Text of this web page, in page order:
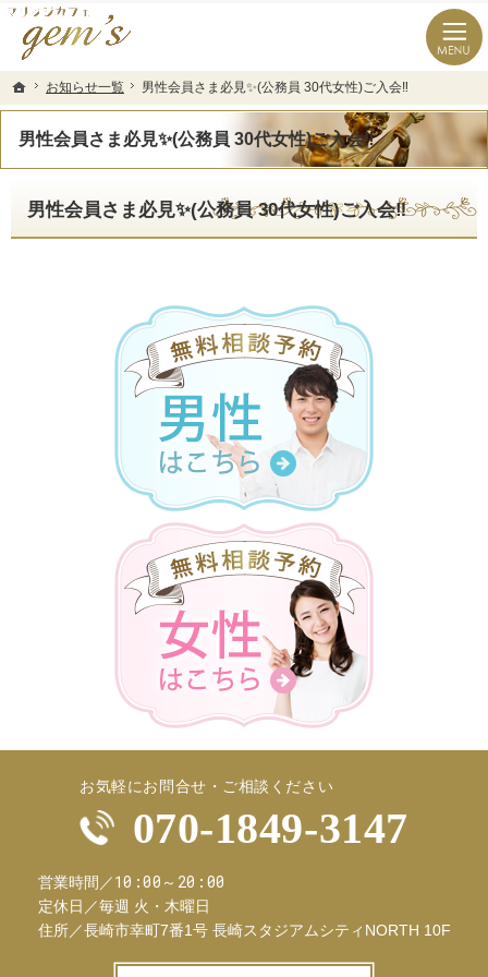
ホーム
お知らせ一覧 男性会員さま必見✨(公務員 30代女性)ご入会‼️
男性会員さま必見✨(公務員 30代女性)ご入会‼️
長崎県の婚活なら結婚相談所のマリッジカフェgem’ｓ（ジェムズ）
長崎県長崎市の結婚相談所マリッジカフェgem's(ジェムズ)
男性会員さま必見✨(公務員 30代女性)ご入会‼️
ホーム
お知らせ一覧 男性会員さま必見✨(公務員 30代女性)ご入会‼️
お気軽にお問合せ・ご相談ください
070-1849-3147
営業時間／10:00～20:00
定休日／毎週 火・木曜日
住所／長崎市幸町7番1号 長崎スタジアムシティNORTH 10F